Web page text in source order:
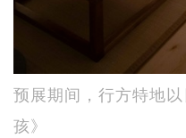
预展期间，行方特地
孩》